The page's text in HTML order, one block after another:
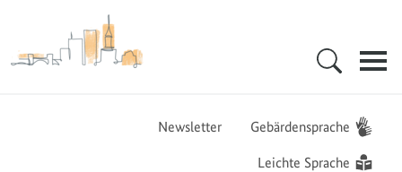
Zur Startseite - BGZ - Bundesamt für Migration und Flüchtlinge
Newsletter Gebärdensprache
Leichte Sprache